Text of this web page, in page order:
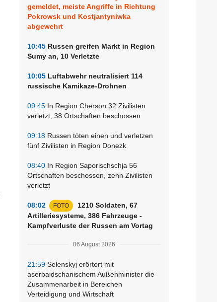
gemeldet, meiste Angriffe in Richtung
Pokrowsk und Kostjantyniwka
abgewehrt
10:45 Russen greifen Markt in Region
Sumy an, 10 Verletzte
10:05 Luftabwehr neutralisiert 114
russische Kamikaze-Drohnen
09:45 In Region Cherson 32 Zivilisten
verletzt, 38 Ortschaften beschossen
09:18 Russen töten einen und verletzen
fünf Zivilisten in Region Donezk
08:40 In Region Saporischschja 56
Ortschaften beschossen, zehn Zivilisten
verletzt
08:02 FOTO
1210 Soldaten, 67
Artilleriesysteme, 386 Fahrzeuge -
Kampfverluste der Russen am Vortag
06 August 2026
21:59 Selenskyj erörtert mit
aserbaidschanischem Außenminister die
Zusammenarbeit in Bereichen
Verteidigung und Wirtschaft